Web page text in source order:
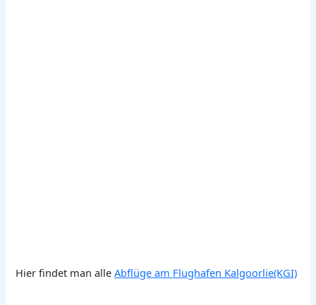
Hier findet man alleAbflüge am Flughafen Kalgoorlie(KGI)